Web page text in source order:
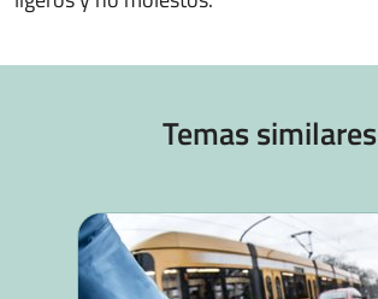
Temas similares